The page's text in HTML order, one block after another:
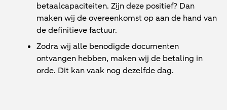
betaalcapaciteiten. Zijn deze positief? Dan
maken wij de overeenkomst op aan de hand van
de definitieve factuur.
Zodra wij alle benodigde documenten
ontvangen hebben, maken wij de betaling in
orde. Dit kan vaak nog dezelfde dag.